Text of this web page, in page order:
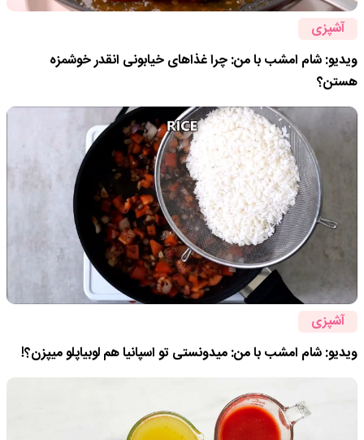
آشپزی
ویدیو: شام امشب با من: چرا غذاهای خیابونی انقدر خوشمزه
هستن؟
آشپزی
ویدیو: شام امشب با من: میدونستی تو اسپانیا هم لوبیاپلو میپزن؟!